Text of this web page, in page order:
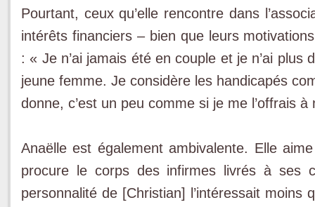
Pourtant, ceux qu’elle rencontre dans
intérêts financiers – bien que leurs
: « Je n’ai jamais été en couple et je n’ai
jeune femme. Je considère les handicapés
donne, c’est un peu comme si je me l’offrais
Anaëlle est également ambivalente. Elle
procure le corps des infirmes livrés à ses
personnalité de [Christian] l’intéressait